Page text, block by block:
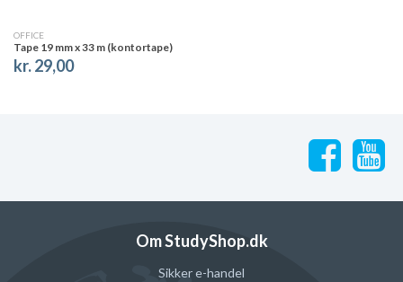
OFFICE
Tape 19 mm x 33 m (kontortape)
kr. 29,00
Om StudyShop.dk
Sikker e-handel